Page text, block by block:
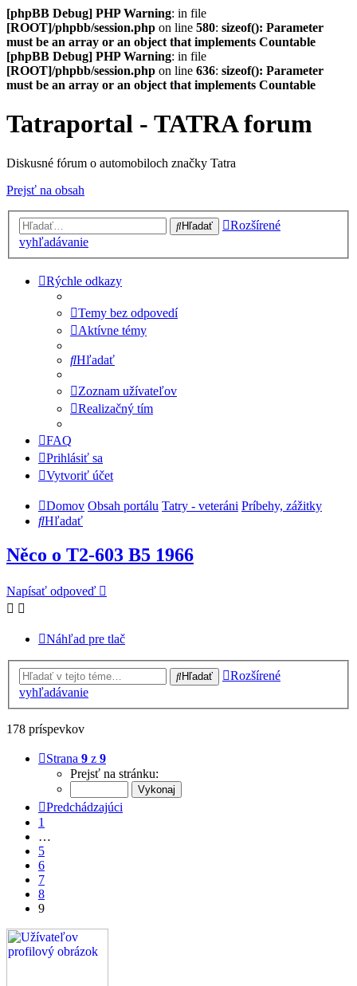
[phpBB Debug] PHP Warning: in file
[ROOT]/phpbb/session.php on line 580: sizeof(): Parameter
must be an array or an object that implements Countable
[phpBB Debug] PHP Warning: in file
[ROOT]/phpbb/session.php on line 636: sizeof(): Parameter
must be an array or an object that implements Countable
Tatraportal - TATRA forum
Diskusné fórum o automobiloch značky Tatra
Prejsť na obsah
Hľadať
Rozšírené
vyhľadávanie
Rýchle odkazy
Temy bez odpovedí
Aktívne témy
Hľadať
Zoznam užívateľov
Realizačný tím
FAQ
Prihlásiť sa
Vytvoriť účet
Domov Obsah portálu Tatry - veteráni Príbehy, zážitky
Hľadať
Něco o T2-603 B5 1966
Napísať odpoveď
Náhľad pre tlač
Hľadať
Rozšírené
vyhľadávanie
178 príspevkov
Strana 9 z 9
Prejsť na stránku:
Predchádzajúci
1
…
5
6
7
8
9